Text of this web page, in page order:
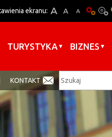
ekranu:
TURYSTYKA BIZNES
KONTAKT